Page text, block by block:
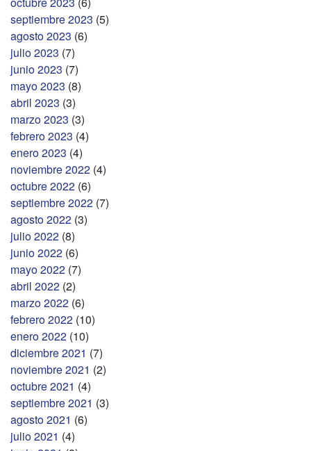
septiembre 2023 (5)
agosto 2023 (6)
julio 2023 (7)
junio 2023 (7)
mayo 2023 (8)
abril 2023 (3)
marzo 2023 (3)
febrero 2023 (4)
enero 2023 (4)
noviembre 2022 (4)
octubre 2022 (6)
septiembre 2022 (7)
agosto 2022 (3)
julio 2022 (8)
junio 2022 (6)
mayo 2022 (7)
abril 2022 (2)
marzo 2022 (6)
febrero 2022 (10)
enero 2022 (10)
diciembre 2021 (7)
noviembre 2021 (2)
octubre 2021 (4)
septiembre 2021 (3)
agosto 2021 (6)
julio 2021 (4)